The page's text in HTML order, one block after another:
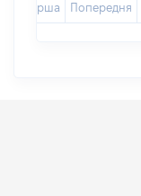
Перша Попередня